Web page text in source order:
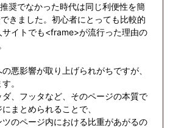
奨でなかった時代は同じ利便性を簡
きました。初心者にとっても比較的
イトでも<frame>が流行った理由の
悪影響が取り上げられがちですが、
。
、フッタなど、そのページの本質で
まとめられることで、
のページ内における比重があがるの